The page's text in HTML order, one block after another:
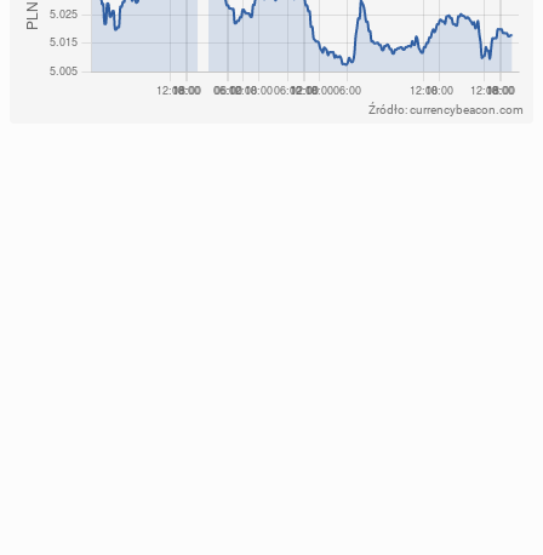
Źródło: currencybeacon.com